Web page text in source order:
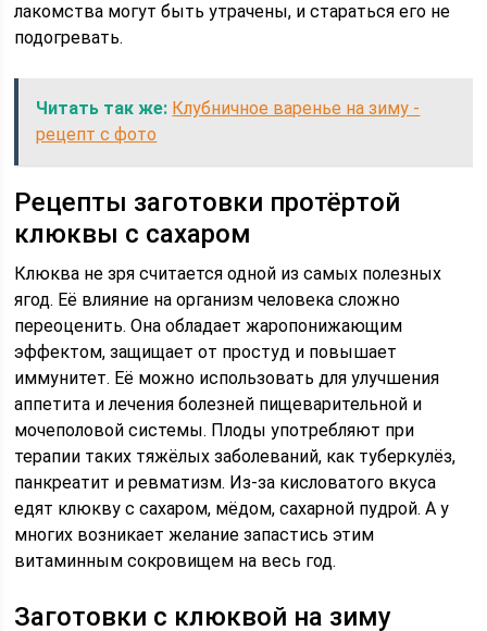
лакомства могут быть утрачены, и стараться его не
подогревать.
Читать так же: Клубничное варенье на зиму -
рецепт с фото
Рецепты заготовки протёртой
клюквы с сахаром
Клюква не зря считается одной из самых полезных
ягод. Её влияние на организм человека сложно
переоценить. Она обладает жаропонижающим
эффектом, защищает от простуд и повышает
иммунитет. Её можно использовать для улучшения
аппетита и лечения болезней пищеварительной и
мочеполовой системы. Плоды употребляют при
терапии таких тяжёлых заболеваний, как туберкулёз,
панкреатит и ревматизм. Из-за кисловатого вкуса
едят клюкву с сахаром, мёдом, сахарной пудрой. А у
многих возникает желание запастись этим
витаминным сокровищем на весь год.
Заготовки с клюквой на зиму